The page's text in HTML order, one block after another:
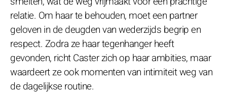
relatie. Om haar te behouden, moet een partner
geloven in de deugden van wederzijds begrip en
respect. Zodra ze haar tegenhanger heeft
gevonden, richt Caster zich op haar ambities, maar
waardeert ze ook momenten van intimiteit weg van
de dagelijkse routine.